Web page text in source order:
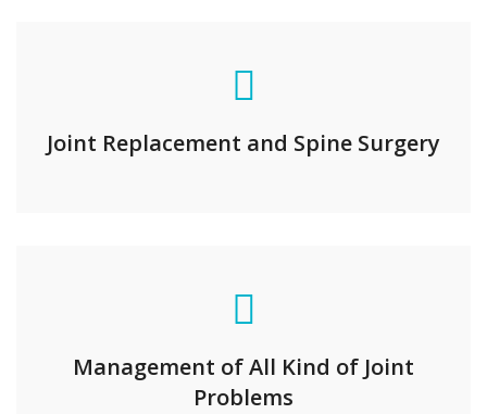
Joint Replacement and Spine Surgery
Management of All Kind of Joint
Problems